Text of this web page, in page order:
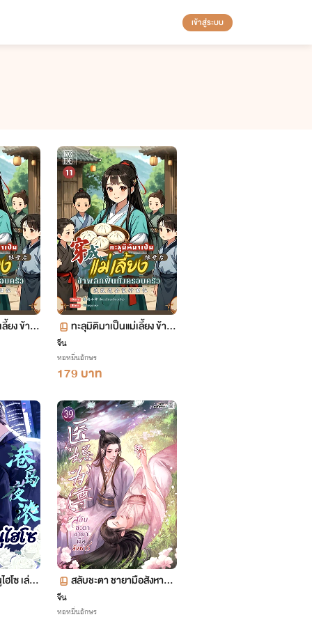
เข้าสู่ระบบ
ยง ข้าพ
ทะลุมิติมาเป็นแม่เลี้ยง ข้าพ
ตอน 547-599
จีน
หอหมื่นอักษร
179 บาท
โซ เล่ม
สลับชะตา ชายามือสังหาร เ
จีน
หอหมื่นอักษร